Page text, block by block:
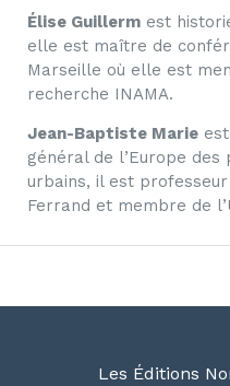
Élise Guillerm est
elle est maître de
Marseille où elle est
recherche INAMA.
Jean-Baptiste Marie
général de l’Europe
urbains, il est
Ferrand et membre de
Les Éditions